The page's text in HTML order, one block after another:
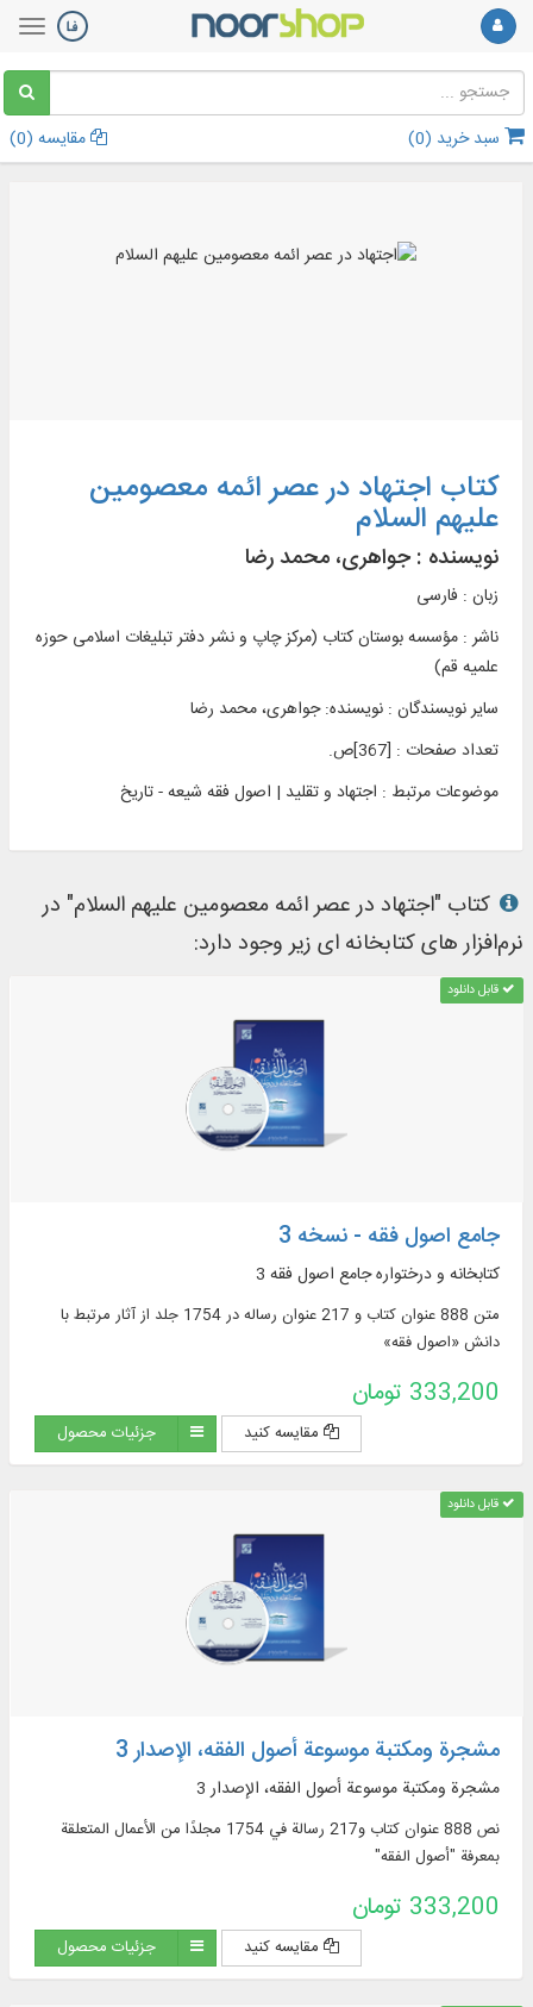
سبد خرید (0
) مقایسه (0
)
کتاب اجتهاد در عصر ائمه معصومین
علیهم السلام
نویسنده : جواهری، محمد رضا
زبان : فارسی
ناشر : مؤسسه بوستان کتاب (مرکز چاپ و نشر دفتر تبليغات اسلامی حوزه
علميه قم)
سایر نویسندگان : نویسنده: جواهری، محمد رضا
تعداد صفحات : [367]ص.
موضوعات مرتبط : اجتهاد و تقلید | اصول فقه شیعه - تاریخ
کتاب "اجتهاد در عصر ائمه معصومین علیهم السلام" در
نرم‌افزار های کتابخانه ای زیر وجود دارد:
قابل دانلود
جامع اصول فقه - نسخه 3
کتابخانه و درختواره جامع اصول فقه 3
متن 888 عنوان کتاب و 217 عنوان رساله در 1754 جلد از آثار مرتبط با
دانش «اصول فقه»
333,200 تومان
مقایسه کنید جزئیات محصول
قابل دانلود
مشجرة ومكتبة موسوعة أصول الفقه، الإصدار 3
مشجرة ومكتبة موسوعة أصول الفقه، الإصدار 3
نص 888 عنوان كتاب و217 رسالة في 1754 مجلدًا من الأعمال المتعلقة
بمعرفة "أصول الفقه"
333,200 تومان
مقایسه کنید جزئیات محصول